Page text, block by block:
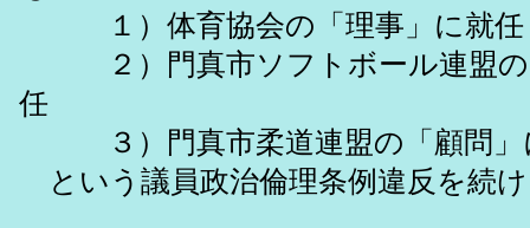
１）体育協会の「理事」に就任
２）門真市ソフトボール連盟の
任
３）門真市柔道連盟の「顧問」
という議員政治倫理条例違反を続